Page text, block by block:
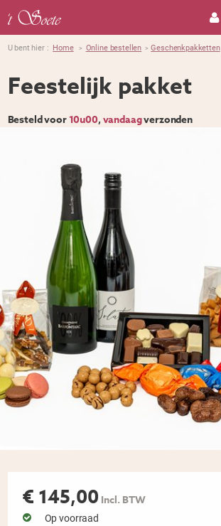
U bent hier : Home > Online bestellen > Geschenkpakketten
Feestelijk pakket
Besteld voor10u00,vandaagverzonden
€ 145,00 Incl. BTW
Op voorraad